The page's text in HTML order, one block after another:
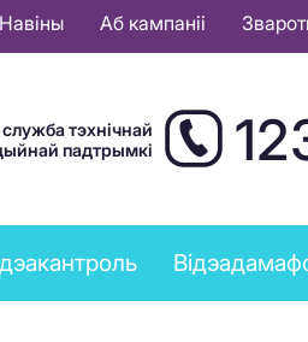
Навіны Аб кампаніі
служба тэхнічнай
падтрымкі